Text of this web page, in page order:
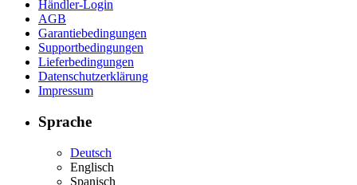
Händler-Login
AGB
Garantiebedingungen
Supportbedingungen
Lieferbedingungen
Datenschutzerklärung
Impressum
Sprache
Deutsch
Englisch
Spanisch